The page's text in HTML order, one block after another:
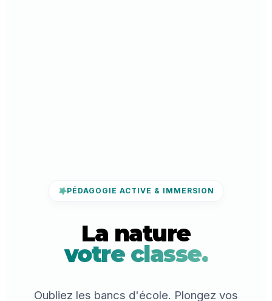
PÉDAGOGIE ACTIVE & IMMERSION
La nature
votre classe.
Oubliez les bancs d'école. Plongez vos